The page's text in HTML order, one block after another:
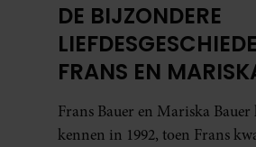
DE BIJZONDERE
FRANS EN
BAUER: OOK IN BED
ELKAARS EERSTE
Frans Bauer en Mariska Bauer
kennen in 1992, toen Frans